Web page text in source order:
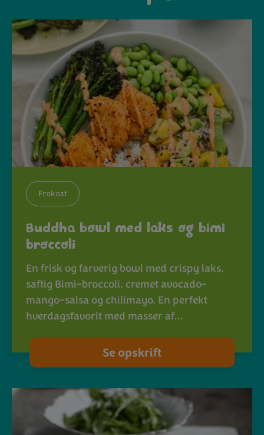
Frokost
Buddha bowl med laks og bimi
broccoli
En frisk og farverig bowl med crispy laks,
saftig Bimi-broccoli, cremet avocado-
mango-salsa og chilimayo. En perfekt
hverdagsfavorit med masser af…
Se opskrift